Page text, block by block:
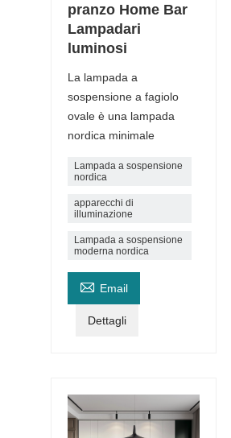
pranzo Home Bar
Lampadari
luminosi
La lampada a
sospensione a fagiolo
ovale è una lampada
nordica minimale
Lampada a sospensione
nordica
apparecchi di
illuminazione
Lampada a sospensione
moderna nordica
 Email
Dettagli